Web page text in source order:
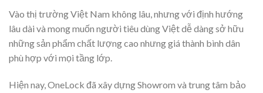
Vào thị trường Việt Nam không lâu, nhưng với định hướng
lâu dài và mong muốn người tiêu dùng Việt dễ dàng sở hữu
những sản phẩm chất lượng cao nhưng giá thành bình dân
phù hợp với mọi tầng lớp.
Hiện nay, OneLock đã xây dựng Showrom và trung tâm bảo